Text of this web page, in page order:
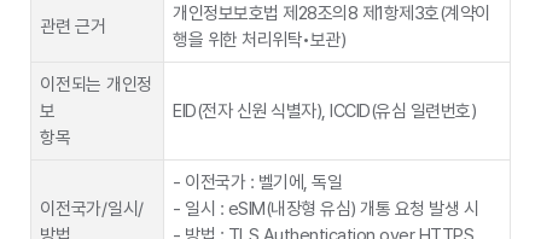
보유 및 이용기
정보 제공일로부터 서비스 해지일 또는 계약종료
일 중 먼저 도래하는 시점까지
제공받는 자
행정안전부, 보건복지부, 국가보훈처, 한국정보
복지요금감면대상자 확인, 자격변동, 부적정정보
확인(이용자에 한함)
선불충전대행
효성 씨엠에스
(주)케이지이니
리스토베이
경품 지급 대상 추첨 혜택 제공을 위한 고객 정보
저장
관련 근거
개인정보보호법 제28조의8 제1항제3호(계약이
행을 위한 처리위탁•보관)
이전되는 개인정
보
항목
EID(전자 신원 식별자), ICCID(유심 일련번호)
이전국가/일시/
방법
- 이전국가 : 벨기에, 독일
- 일시 : eSIM(내장형 유심) 개통 요청 발생 시
- 방법 : TLS Authentication over HTTPS